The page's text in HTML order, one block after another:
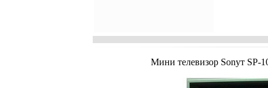
Мини телевизор Sonyт SP-